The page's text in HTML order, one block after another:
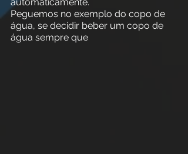
Peguemos no exemplo do copo de
água, se decidir beber um copo de
água sempre que